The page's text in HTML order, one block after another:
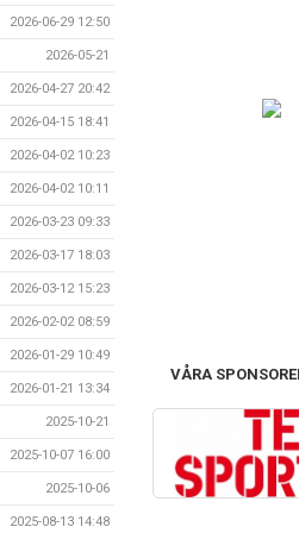
2026-06-29 12:50
2026-05-21
2026-04-27 20:42
2026-04-15 18:41
2026-04-02 10:23
2026-04-02 10:11
2026-03-23 09:33
2026-03-17 18:03
2026-03-12 15:23
2026-02-02 08:59
2026-01-29 10:49
2026-01-21 13:34
2025-10-21
2025-10-07 16:00
2025-10-06
2025-08-13 14:48
VÅRA